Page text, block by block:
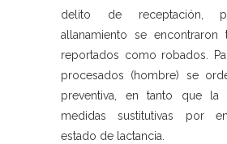
delito de receptación,
allanamiento se encontraron
reportados como robados.
procesados (hombre) se
preventiva, en tanto que la
medidas sustitutivas por
estado de lactancia.